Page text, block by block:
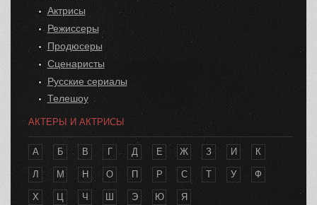
Актрисы
Режиссеры
Продюсеры
Сценаристы
Русские сериалы
Телешоу
АКТЕРЫ И АКТРИСЫ
А Б В Г Д Е Ж З И К
Л М Н О П Р С Т У Ф
Х Ц Ч Ш Э Ю Я